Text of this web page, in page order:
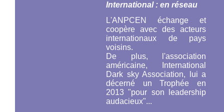
International : en réseau
L'ANPCEN échange et
coopère avec des acteurs
internationaux de pays
voisins.
De plus, l'association
américaine,
International
Dark sky Association,
lui a
décerné un Trophée en
2013 "pour son leadership
audacieux"...